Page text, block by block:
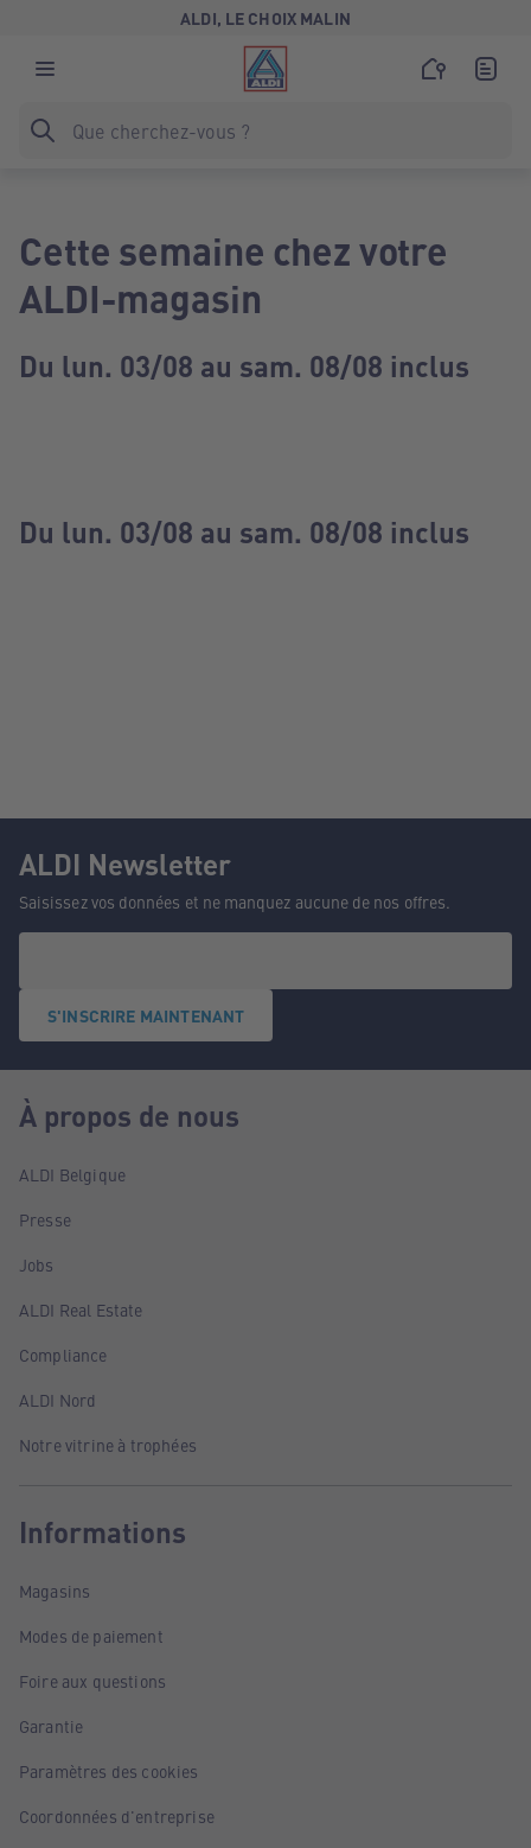
ALDI, LE CHOIX MALIN
Cette semaine chez votre
ALDI-magasin
Du lun. 03/08 au sam. 08/08 inclus
Du lun. 03/08 au sam. 08/08 inclus
ALDI Newsletter
Saisissez vos données et ne manquez aucune de nos offres.
S'INSCRIRE MAINTENANT
À propos de nous
ALDI Belgique
Presse
Jobs
ALDI Real Estate
Compliance
ALDI Nord
Notre vitrine à trophées
Informations
Magasins
Modes de paiement
Foire aux questions
Garantie
Paramètres des cookies
Coordonnées d'entreprise